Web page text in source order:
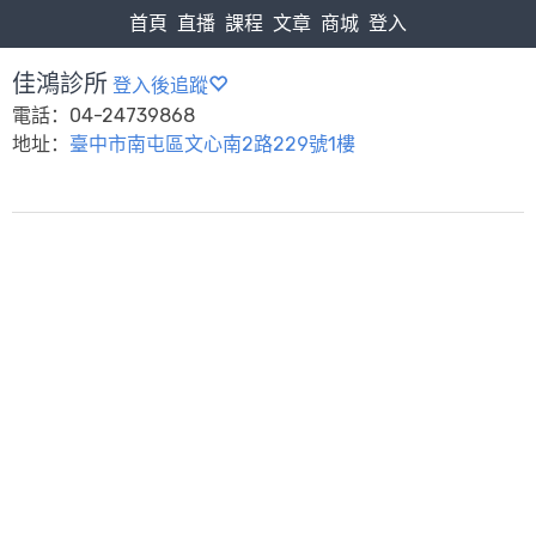
首頁 直播 課程 文章 商城 登入
佳鴻診所 登入後追蹤
電話：04-24739868
地址： 臺中市南屯區文心南2路229號1樓